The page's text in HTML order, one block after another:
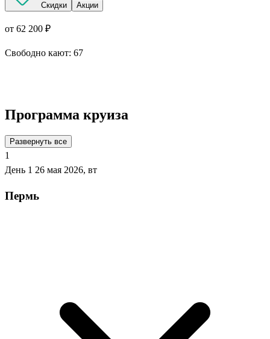
Скидки Акции
от 62 200 ₽
Свободно кают: 67
Программа круиза
Развернуть все
1
День 1 26 мая 2026, вт
Пермь